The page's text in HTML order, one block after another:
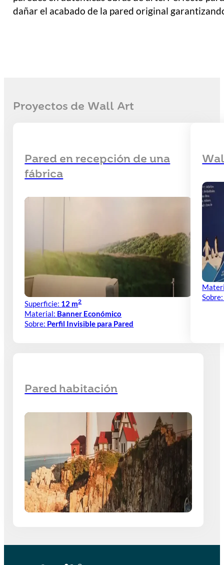
Contacto
dañar el acabado de la pared original
Proyectos de Wall Art
Pared en recepción de una
fábrica
Superficie: 12 m2
Material: Banner Económico
Sobre: Perfil Invisible para Pared
Pared habitación